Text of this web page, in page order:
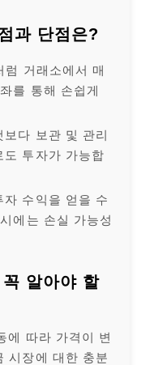
과 단점은?
거래소에서 매
를 통해 손쉽게
다 보관 및 관리
도 투자가 가능합
자 수익을 얻을 수
에는 손실 가능성
알아야 할
에 따라 가격이 변
시장에 대한 충분